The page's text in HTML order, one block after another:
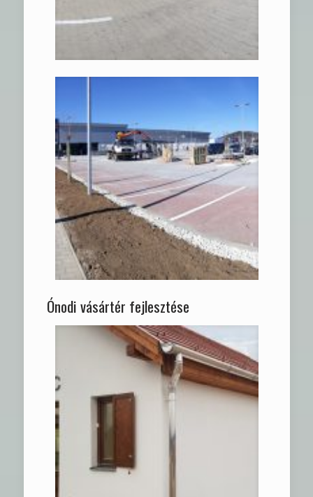
Ónodi vásártér fejlesztése